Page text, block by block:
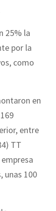
25% la
por la
como
en
entre
TT
unas 100